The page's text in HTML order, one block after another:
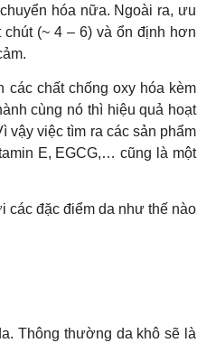
hóa nữa. Ngoài ra, ưu
(~ 4 – 6) và ổn định hơn
các chất chống oxy hóa kèm
cùng nó thì hiệu quả hoạt
vậy việc tìm ra các sản phẩm
E, EGCG,… cũng là một
đặc điểm da như thế nào
Thông thường da khô sẽ là